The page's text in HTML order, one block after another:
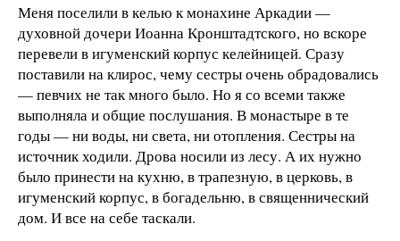
Меня поселили в келью к монахине Аркадии —
духовной дочери Иоанна Кронштадтского, но вскоре
перевели в игуменский корпус келейницей. Сразу
поставили на клирос, чему сестры очень обрадовались
— певчих не так много было. Но я со всеми также
выполняла и общие послушания. В монастыре в те
годы — ни воды, ни света, ни отопления. Сестры на
источник ходили. Дрова носили из лесу. А их нужно
было принести на кухню, в трапезную, в церковь, в
игуменский корпус, в богадельню, в священнический
дом. И все на себе таскали.